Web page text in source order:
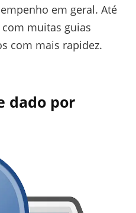
em geral. Até
muitas guias
com mais rapidez.
dado por